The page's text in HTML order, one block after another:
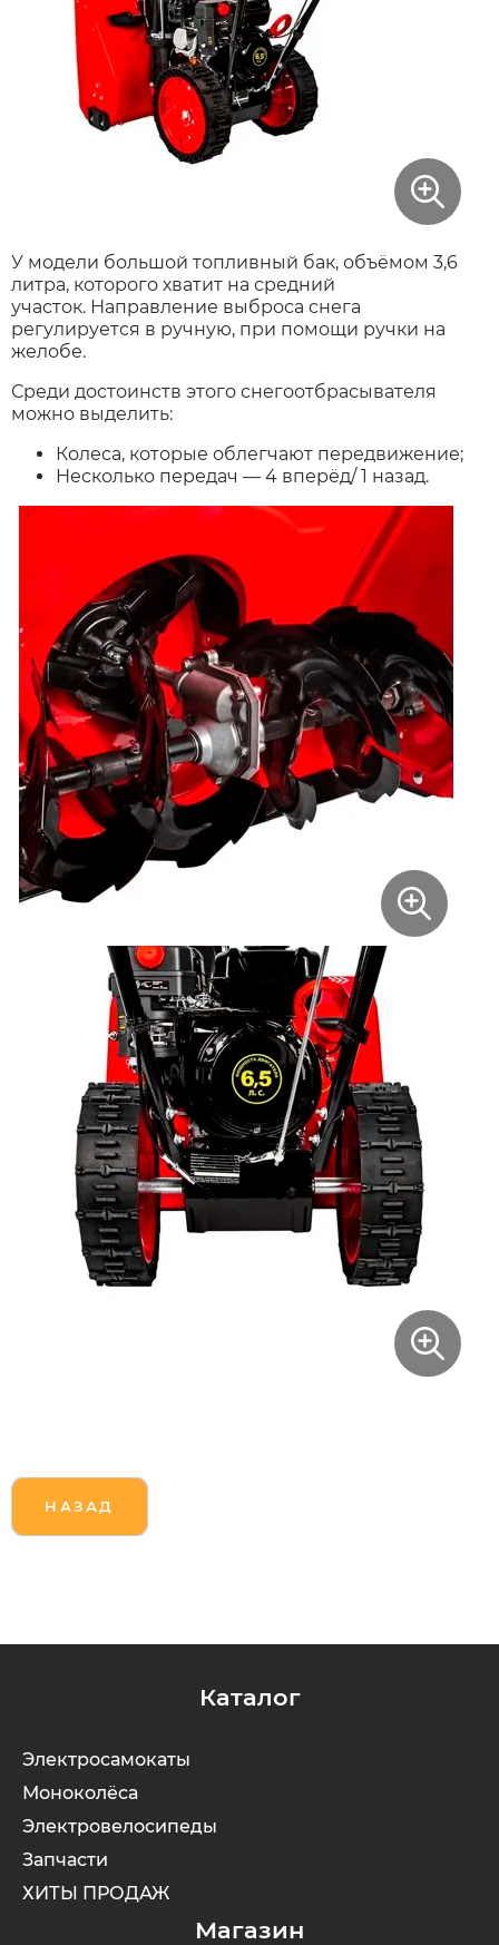
У модели большой топливный бак, объёмом 3,6
литра, которого хватит на средний
участок. Направление выброса снега
регулируется в ручную, при помощи ручки на
желобе.
Среди достоинств этого снегоотбрасывателя
можно выделить:
Колеса, которые облегчают передвижение;
Несколько передач — 4 вперёд/ 1 назад.
НАЗАД
Каталог
Электросамокаты
Моноколёса
Электровелосипеды
Запчасти
ХИТЫ ПРОДАЖ
Магазин